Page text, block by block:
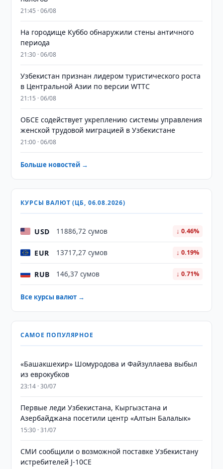
21:45 · 06/08
На городище Куббо обнаружили стены античного
периода
21:30 · 06/08
Узбекистан признан лидером туристического роста
в Центральной Азии по версии WTTC
21:15 · 06/08
ОБСЕ содействует укреплению системы управления
женской трудовой миграцией в Узбекистане
21:00 · 06/08
Больше новостей →
КУРСЫ ВАЛЮТ (ЦБ, 06.08.2026)
USD 11886,72 сумов ↓ 0.46%
EUR 13717,27 сумов ↓ 0.19%
RUB 146,37 сумов ↓ 0.71%
Все курсы валют →
САМОЕ ПОПУЛЯРНОЕ
«Башакшехир» Шомуродова и Файзуллаева выбыл
из еврокубков
23:14 · 30/07
Первые леди Узбекистана, Кыргызстана и
Азербайджана посетили центр «Алтын Балалык»
15:30 · 31/07
СМИ сообщили о возможной поставке Узбекистану
истребителей J-10CE